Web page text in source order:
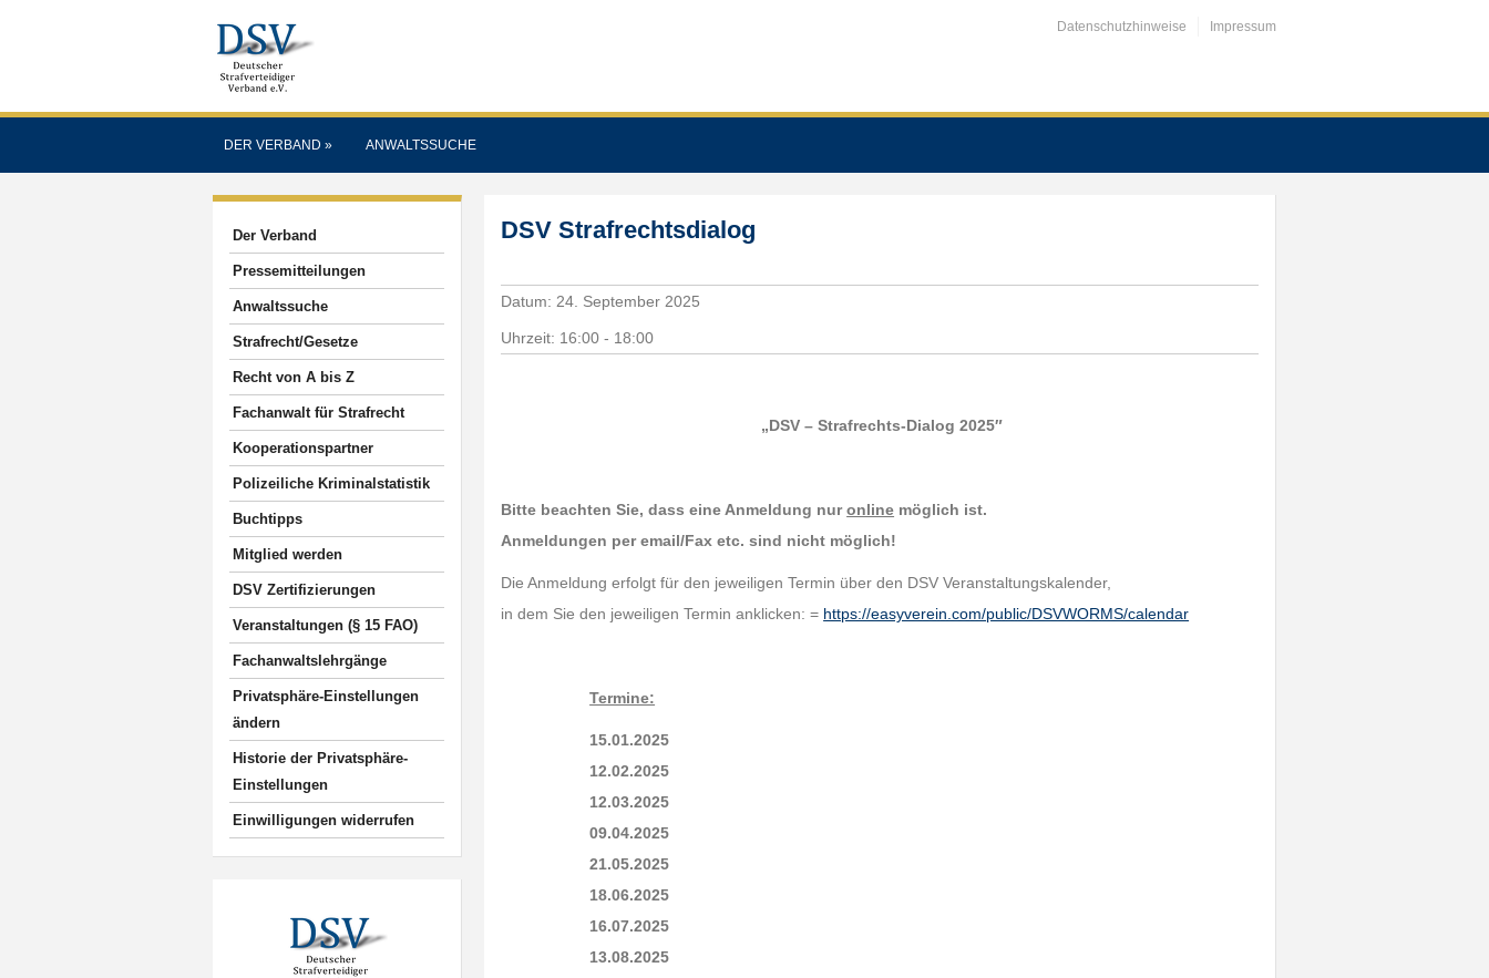
Datenschutzhinweise Impressum
DER VERBAND » ANWALTSSUCHE
Der Verband
Pressemitteilungen
Anwaltssuche
Strafrecht/Gesetze
Recht von A bis Z
Fachanwalt für Strafrecht
Kooperationspartner
Polizeiliche Kriminalstatistik
Buchtipps
Mitglied werden
DSV Zertifizierungen
Veranstaltungen (§ 15 FAO)
Fachanwaltslehrgänge
Privatsphäre-Einstellungen
ändern
Historie der Privatsphäre-
Einstellungen
Einwilligungen widerrufen
DSV Strafrechtsdialog
Datum: 24. September 2025
Uhrzeit: 16:00 - 18:00
„DSV – Strafrechts-Dialog 2025″
Bitte beachten Sie, dass eine Anmeldung nuronline möglich ist.
Anmeldungen per email/Fax etc. sind nicht möglich!
Die Anmeldung erfolgt für den jeweiligen Termin über den DSV Veranstaltungskalender,
in dem Sie den jeweiligen Termin anklicken: = https://easyverein.com/public/DSVWORMS/calendar
Termine:
15.01.2025
12.02.2025
12.03.2025
09.04.2025
21.05.2025
18.06.2025
16.07.2025
13.08.2025